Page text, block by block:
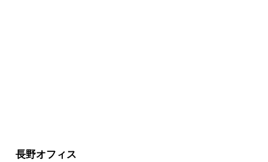
長野オフィス